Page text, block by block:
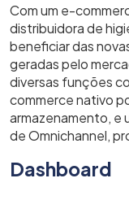
Com um e-
distribuidora de
beneficiar das
geradas pelo
diversas funções
commerce nativo
armazenamento, e
de Omnichannel,
Dashboard